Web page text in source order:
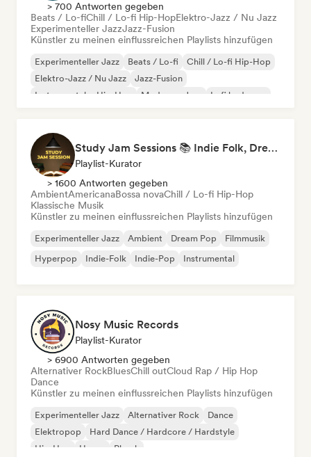
> 700 Antworten gegeben
Beats / Lo-fiChill / Lo-fi Hip-HopElektro-Jazz / Nu Jazz
Experimenteller JazzJazz-Fusion
Künstler zu meinen einflussreichen Playlists hinzufügen
Experimenteller Jazz Beats / Lo-fi
Chill / Lo-fi Hip-Hop
Elektro-Jazz / Nu Jazz
Jazz-Fusion
Instrumentaler Hip-Hop
Moderner Jazz Lofi bedroom
Study Jam Sessions 📚 Indie Folk, Dream Pop & Singer-Songwriter
Playlist-Kurator
> 1600 Antworten gegeben
AmbientAmericanaBossa novaChill / Lo-fi Hip-Hop
Klassische Musik
Künstler zu meinen einflussreichen Playlists hinzufügen
Experimenteller Jazz Ambient Dream Pop
Filmmusik
Hyperpop
Indie-Folk Indie-Pop Instrumental
Nosy Music Records
Playlist-Kurator
> 6900 Antworten gegeben
Alternativer RockBluesChill outCloud Rap / Hip Hop
Dance
Künstler zu meinen einflussreichen Playlists hinzufügen
Experimenteller Jazz Alternativer Rock
Dance
Elektropop
Hard Dance / Hardcore / Hardstyle
Hip-Hop
House Phonk